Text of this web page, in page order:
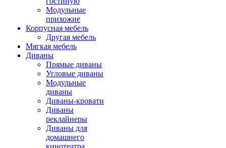
Модульные
прихожие
Корпусная мебель
Другая мебель
Мягкая мебель
Диваны
Прямые диваны
Угловые диваны
Модульные
диваны
Диваны-кровати
Диваны
реклайнеры
Диваны для
домашнего
кинотеатра